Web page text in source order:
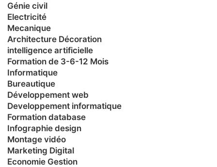
Génie civil
Electricité
Mecanique
Architecture Décoration
intelligence artificielle
Formation de 3-6-12 Mois
Informatique
Bureautique
Développement web
Developpement informatique
Formation database
Infographie design
Montage vidéo
Marketing Digital
Economie Gestion